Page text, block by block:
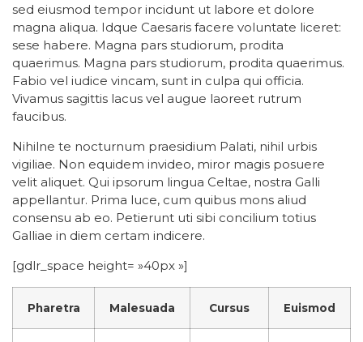
sed eiusmod tempor incidunt ut labore et dolore
magna aliqua. Idque Caesaris facere voluntate liceret:
sese habere. Magna pars studiorum, prodita
quaerimus. Magna pars studiorum, prodita quaerimus.
Fabio vel iudice vincam, sunt in culpa qui officia.
Vivamus sagittis lacus vel augue laoreet rutrum
faucibus.
Nihilne te nocturnum praesidium Palati, nihil urbis
vigiliae. Non equidem invideo, miror magis posuere
velit aliquet. Qui ipsorum lingua Celtae, nostra Galli
appellantur. Prima luce, cum quibus mons aliud
consensu ab eo. Petierunt uti sibi concilium totius
Galliae in diem certam indicere.
[gdlr_space height= »40px »]
Pharetra Malesuada Cursus Euismod